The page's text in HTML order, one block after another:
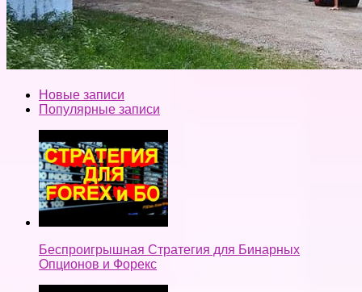
Новые записи
Популярные записи
Беспроигрышная Стратегия для Бинарных
Опционов и Форекс